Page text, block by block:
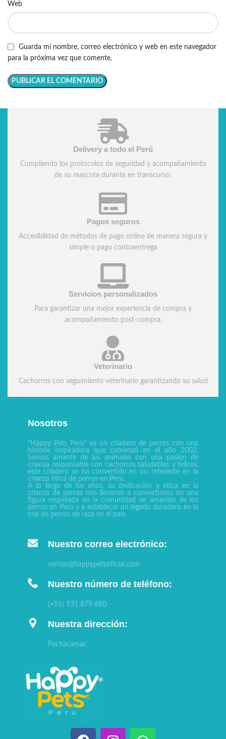
Web
Guarda mi nombre, correo electrónico y web en este navegador
para la próxima vez que comente.
Delivery a todo el Perú
Cumpliendo los protocolos de seguridad y acompañamiento
de su mascota durante en transcurso.
Pagos seguros
Accesibilidad de métodos de pago online de manera segura y
simple o pago contraentrega
Servicios personalizados
Para garantizar una mejor experiencia de compra y
acompañamiento post-compra.
Veterinario
Cachorros con seguimiento veterinario garantizando su salud
Nosotros
"Happy Pets Perú" es un criadero de perros con una
historia inspiradora que comenzó en el año 2002.
Somos amante de los animales con una pasión de
crianza responsable con cachorros saludables y felices,
este criadero se ha convertido en un referente en la
crianza ética de perros en Perú.
A lo largo de los años, su dedicación y ética en la
crianza de perros nos llevaron a convertirnos en una
figura respetada en la comunidad de amantes de los
perros en Perú y a establecer un legado duradero en la
cría de perros de raza en el país.
Nuestro correo electrónico:
ventas@happypetsoficial.com
Nuestro número de teléfono:
(+51) 931 879 680
Nuestra dirección:
Pachacamac